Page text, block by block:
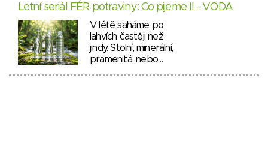
Letní seriál FÉR potraviny: Co pijeme II - VODA
V létě saháme po
lahvích častěji než
jindy. Stolní, minerální,
pramenitá, nebo…